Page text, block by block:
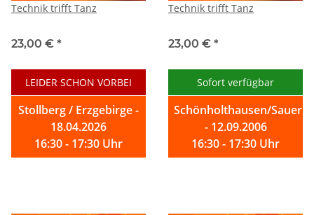
Technik trifft Tanz
23,00 € *
LEIDER SCHON VORBEI
Stollberg / Erzgebirge -
18.04.2026
16:30 - 17:30 Uhr
Technik trifft Tanz
23,00 € *
Sofort verfügbar
Schönholthausen/
- 12.09.2006
16:30 - 17:30 Uhr